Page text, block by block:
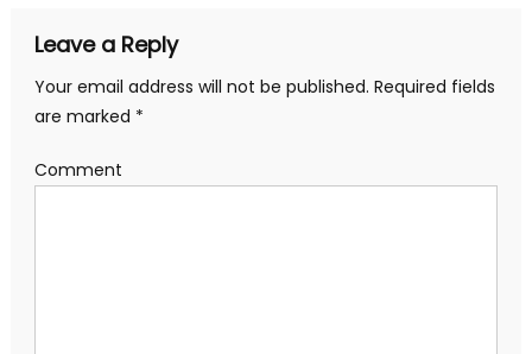
Leave a Reply
Your email address will not be published. Required fields
are marked *
Comment